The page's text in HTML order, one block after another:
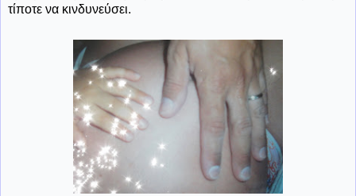
τίποτε να κινδυνεύσει.